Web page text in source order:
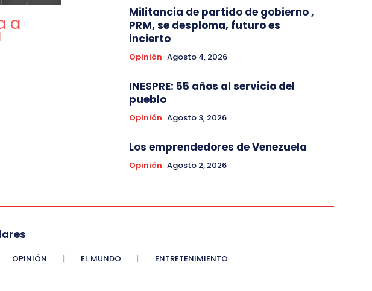
a
Militancia de partido de gobierno ,
PRM, se desploma, futuro es
incierto
Opinión Agosto 4, 2026
INESPRE: 55 años al servicio del
pueblo
Opinión Agosto 3, 2026
Los emprendedores de Venezuela
Opinión Agosto 2, 2026
OPINIÓN EL MUNDO ENTRETENIMIENTO